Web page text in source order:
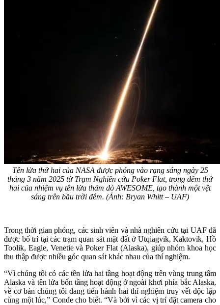
Tên lửa thứ hai của NASA được phóng vào rạng sáng ngày 25
tháng 3 năm 2025 từ Trạm Nghiên cứu Poker Flat, trong đêm thứ
hai của nhiệm vụ tên lửa thăm dò AWESOME, tạo thành một vệt
sáng trên bầu trời đêm. (Ảnh: Bryan Whitt – UAF)
Trong thời gian phóng, các sinh viên và nhà nghiên cứu tại UAF đã
được bố trí tại các trạm quan sát mặt đất ở Utqiagvik, Kaktovik, Hồ
Toolik, Eagle, Venetie và Poker Flat (Alaska), giúp nhóm khoa học
thu thập được nhiều góc quan sát khác nhau của thí nghiệm.
“Vì chúng tôi có các tên lửa hai tầng hoạt động trên vùng trung tâm
Alaska và tên lửa bốn tầng hoạt động ở ngoài khơi phía bắc Alaska,
về cơ bản chúng tôi đang tiến hành hai thí nghiệm truy vết độc lập
cùng một lúc,” Conde cho biết. “Và bởi vì các vị trí đặt camera cho